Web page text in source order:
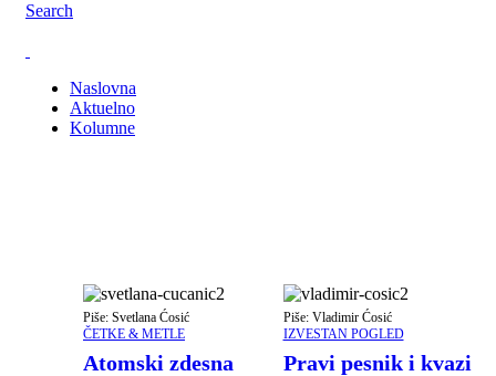
Search
Naslovna
Aktuelno
Kolumne
Piše: Svetlana Ćosić
ČETKE & METLE
Atomski zdesna
Piše: Vladimir Ćosić
IZVESTAN POGLED
Pravi pesnik i kvazi